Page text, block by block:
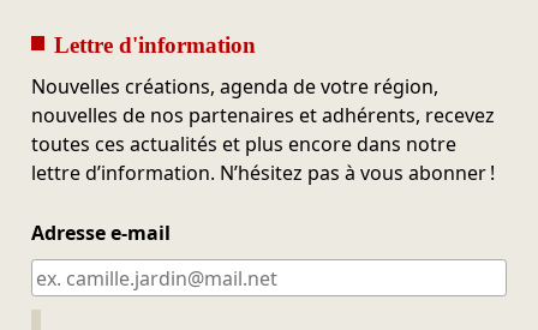
Lettre d'information
Nouvelles créations, agenda de votre région,
nouvelles de nos partenaires et adhérents, recevez
toutes ces actualités et plus encore dans notre
lettre d’information. N’hésitez pas à vous abonner !
Adresse e-mail